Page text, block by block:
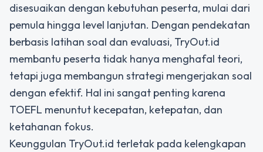
disesuaikan dengan kebutuhan peserta, mulai dari
pemula hingga level lanjutan. Dengan pendekatan
berbasis latihan soal dan evaluasi, TryOut.id
membantu peserta tidak hanya menghafal teori,
tetapi juga membangun strategi mengerjakan soal
dengan efektif. Hal ini sangat penting karena
TOEFL menuntut kecepatan, ketepatan, dan
ketahanan fokus.
Keunggulan TryOut.id terletak pada kelengkapan